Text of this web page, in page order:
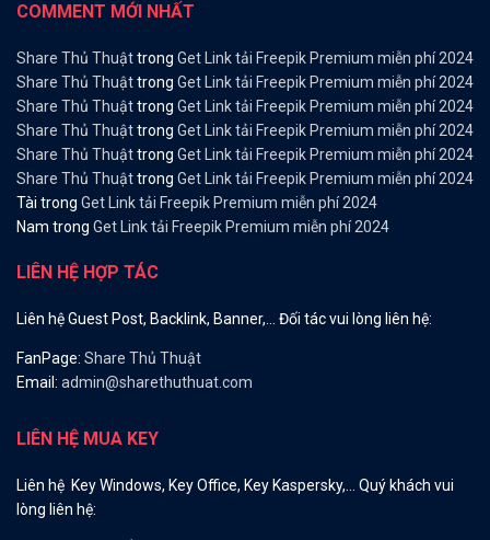
COMMENT MỚI NHẤT
Share Thủ Thuậttrong Get Link tải Freepik Premium miễn phí 2024
Share Thủ Thuậttrong Get Link tải Freepik Premium miễn phí 2024
Share Thủ Thuậttrong Get Link tải Freepik Premium miễn phí 2024
Share Thủ Thuậttrong Get Link tải Freepik Premium miễn phí 2024
Share Thủ Thuậttrong Get Link tải Freepik Premium miễn phí 2024
Share Thủ Thuậttrong Get Link tải Freepik Premium miễn phí 2024
Tài trong Get Link tải Freepik Premium miễn phí 2024
Nam trong Get Link tải Freepik Premium miễn phí 2024
LIÊN HỆ HỢP TÁC
Liên hệ Guest Post, Backlink, Banner,… Đối tác vui lòng liên hệ:
FanPage: Share Thủ Thuật
Email: admin@sharethuthuat.com
LIÊN HỆ MUA KEY
Liên hệ Key Windows, Key Office, Key Kaspersky,… Quý khách vui
lòng liên hệ: